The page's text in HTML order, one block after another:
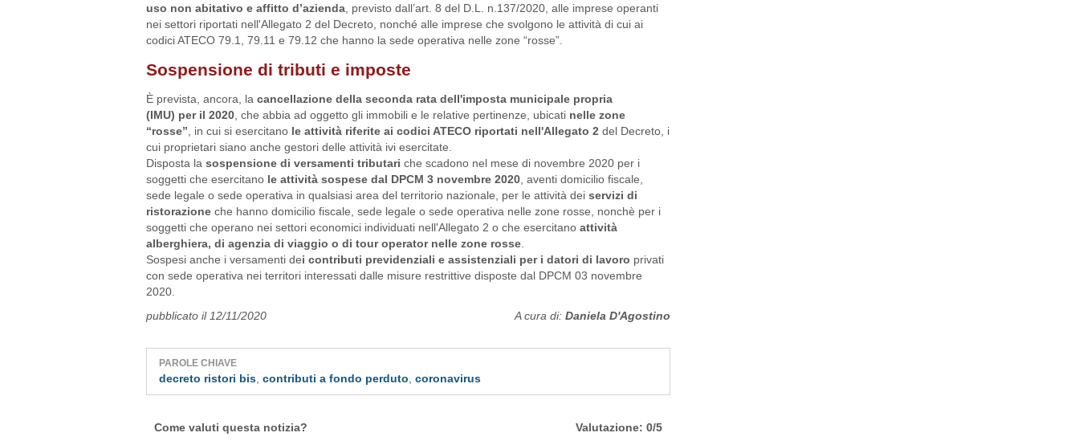
uso non abitativo e affitto d’azienda, previsto dall’art. 8 del D.L. n.137/2020, alle imprese operanti
nei settori riportati nell'Allegato 2 del Decreto, nonché alle imprese che svolgono le attività di cui ai
codici ATECO 79.1, 79.11 e 79.12 che hanno la sede operativa nelle zone “rosse”.
Sospensione di tributi e imposte
È prevista, ancora, la cancellazione della seconda rata dell'imposta municipale propria
(IMU) per il 2020, che abbia ad oggetto gli immobili e le relative pertinenze, ubicati nelle zone
“rosse”, in cui si esercitano le attività riferite ai codici ATECO riportati nell'Allegato 2 del Decreto, i
cui proprietari siano anche gestori delle attività ivi esercitate.
Disposta la sospensione di versamenti tributari che scadono nel mese di novembre 2020 per i
soggetti che esercitano le attività sospese dal DPCM 3 novembre 2020, aventi domicilio fiscale,
sede legale o sede operativa in qualsiasi area del territorio nazionale, per le attività dei servizi di
ristorazione che hanno domicilio fiscale, sede legale o sede operativa nelle zone rosse, nonchè per i
soggetti che operano nei settori economici individuati nell'Allegato 2 o che esercitano attività
alberghiera, di agenzia di viaggio o di tour operator nelle zone rosse.
Sospesi anche i versamenti dei contributi previdenziali e assistenziali per i datori di lavoro privati
con sede operativa nei territori interessati dalle misure restrittive disposte dal DPCM 03 novembre
2020.
pubblicato il 12/11/2020
A cura di:Daniela D'Agostino
PAROLE CHIAVE
decreto ristori bis, contributi a fondo perduto, coronavirus
Come valuti questa notizia?
Valutazione: 0/5